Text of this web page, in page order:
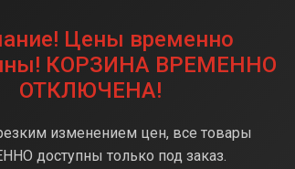
50 Мп
2500
16
Цены временно
КОРЗИНА ВРЕМЕННО
ОТКЛЮЧЕНА!
изменением цен, все товары
доступны только под заказ.